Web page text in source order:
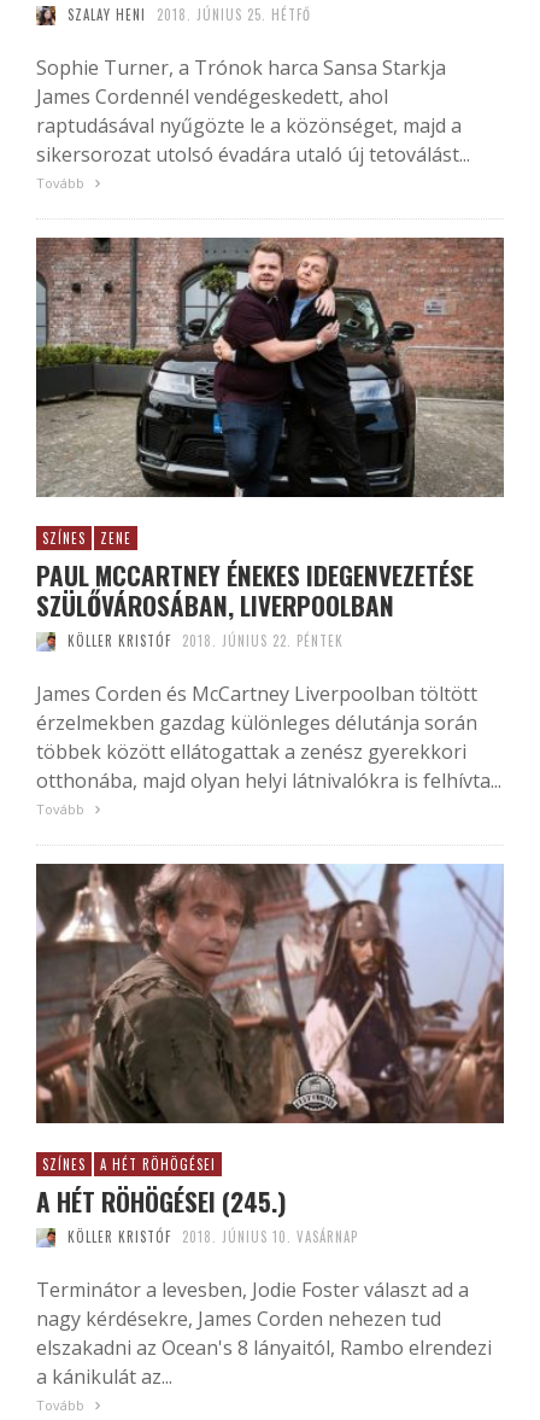
SZALAY HENI 2018. JÚNIUS 25. HÉTFŐ
Sophie Turner, a Trónok harca Sansa Starkja
James Cordennél vendégeskedett, ahol
raptudásával nyűgözte le a közönséget, majd a
sikersorozat utolsó évadára utaló új tetoválást...
Tovább
SZÍNES ZENE
PAUL MCCARTNEY ÉNEKES IDEGENVEZETÉSE
SZÜLŐVÁROSÁBAN, LIVERPOOLBAN
KÖLLER KRISTÓF 2018. JÚNIUS 22. PÉNTEK
James Corden és McCartney Liverpoolban töltött
érzelmekben gazdag különleges délutánja során
többek között ellátogattak a zenész gyerekkori
otthonába, majd olyan helyi látnivalókra is felhívta...
Tovább
SZÍNES A HÉT RÖHÖGÉSEI
A HÉT RÖHÖGÉSEI (245.)
KÖLLER KRISTÓF 2018. JÚNIUS 10. VASÁRNAP
Terminátor a levesben, Jodie Foster választ ad a
nagy kérdésekre, James Corden nehezen tud
elszakadni az Ocean's 8 lányaitól, Rambo elrendezi
a kánikulát az...
Tovább